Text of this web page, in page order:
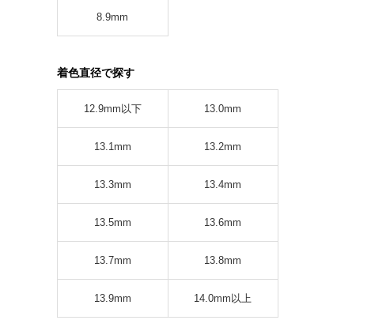
8.9mm
着色直径で探す
12.9mm以下 13.0mm
13.1mm 13.2mm
13.3mm 13.4mm
13.5mm 13.6mm
13.7mm 13.8mm
13.9mm 14.0mm以上